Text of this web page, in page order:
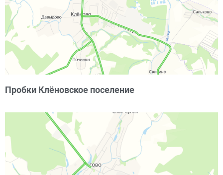
Пробки Клёновское поселение